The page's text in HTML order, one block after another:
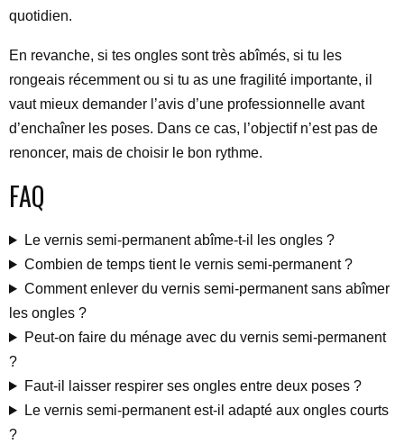
quotidien.
En revanche, si tes ongles sont très abîmés, si tu les
rongeais récemment ou si tu as une fragilité importante, il
vaut mieux demander l’avis d’une professionnelle avant
d’enchaîner les poses. Dans ce cas, l’objectif n’est pas de
renoncer, mais de choisir le bon rythme.
FAQ
Le vernis semi-permanent abîme-t-il les ongles ?
Combien de temps tient le vernis semi-permanent ?
Comment enlever du vernis semi-permanent sans abîmer
les ongles ?
Peut-on faire du ménage avec du vernis semi-permanent
?
Faut-il laisser respirer ses ongles entre deux poses ?
Le vernis semi-permanent est-il adapté aux ongles courts
?